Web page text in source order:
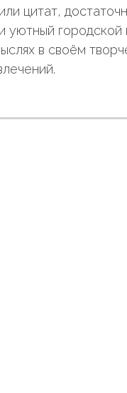
цитат,
городской
в своём